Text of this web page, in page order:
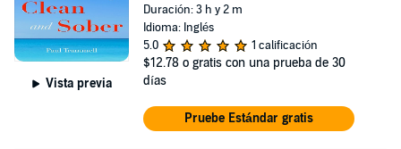
Vista previa
Duración: 3 h y 2 m
Idioma: Inglés
5.0
1 calificación
$12.78 o gratis con una prueba de 30
días
Pruebe Estándar gratis